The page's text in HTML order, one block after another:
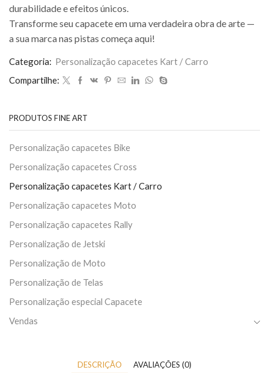
durabilidade e efeitos únicos.
Transforme seu capacete em uma verdadeira obra de arte —
a sua marca nas pistas começa aqui!
Categoria: Personalização capacetes Kart / Carro
Compartilhe:
PRODUTOS FINE ART
Personalização capacetes Bike
Personalização capacetes Cross
Personalização capacetes Kart / Carro
Personalização capacetes Moto
Personalização capacetes Rally
Personalização de Jetski
Personalização de Moto
Personalização de Telas
Personalização especial Capacete
Vendas
DESCRIÇÃO AVALIAÇÕES (0)